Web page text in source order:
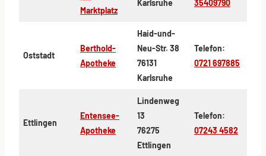
Marktplatz
Karlsruhe
35409790
Oststadt
Berthold-
Apotheke
Haid-und-
Neu-Str. 38
76131
Karlsruhe
Telefon:
0721 697885
Ettlingen
Entensee-
Apotheke
Lindenweg
13
76275
Ettlingen
Telefon:
07243 4582